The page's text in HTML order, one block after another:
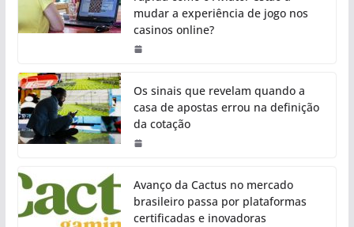
mudar a experiência de jogo nos
casinos online?
Os sinais que revelam quando a
casa de apostas errou na definição
da cotação
Avanço da Cactus no mercado
brasileiro passa por plataformas
certificadas e inovadoras